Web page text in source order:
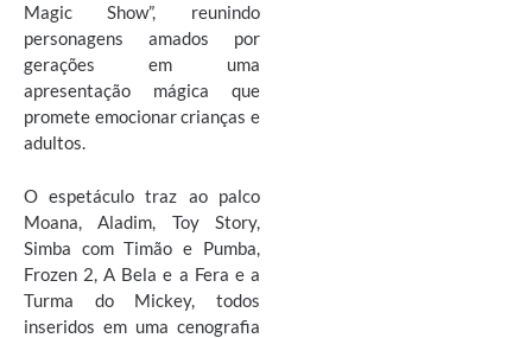
Magic Show”, reunindo
personagens amados por
gerações em uma
apresentação mágica que
promete emocionar crianças e
adultos.
O espetáculo traz ao palco
Moana, Aladim, Toy Story,
Simba com Timão e Pumba,
Frozen 2, A Bela e a Fera e a
Turma do Mickey, todos
inseridos em uma cenografia